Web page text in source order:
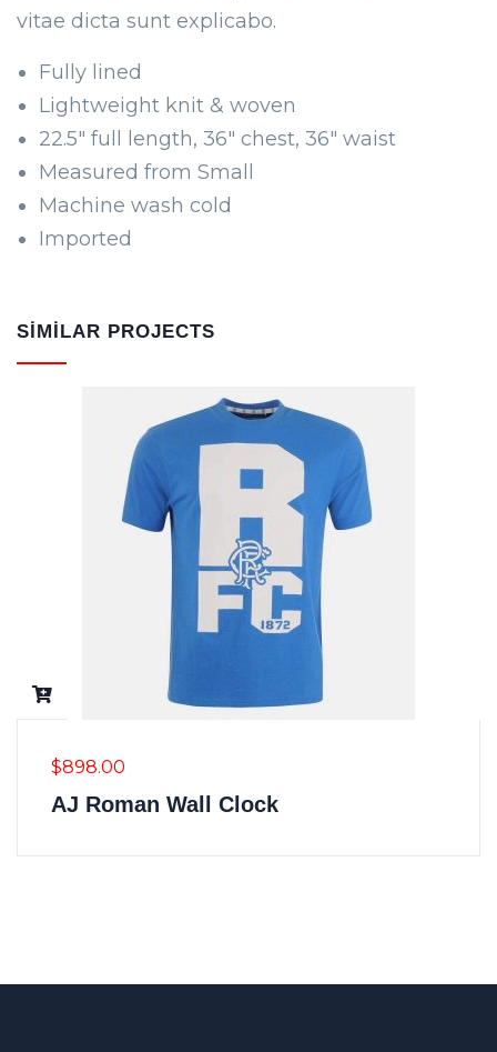
vitae dicta sunt explicabo.
Fully lined
Lightweight knit & woven
22.5″ full length, 36″ chest, 36″ waist
Measured from Small
Machine wash cold
Imported
SIMILAR PROJECTS
$898.00
AJ Roman Wall Clock